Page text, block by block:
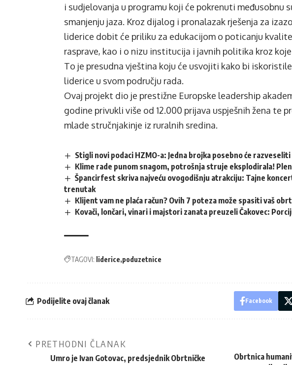
i sudjelovanja u programu koji će pokrenuti međusobnu
smanjenju jaza. Kroz dijalog i pronalazak rješenja za
liderice dobit će priliku za edukacijom o poticanju
rasprave, kao i o nizu institucija i javnih politika kroz
To je presudna vještina koju će usvojiti kako bi
liderice u svom području rada.
Ovaj projekt dio je prestižne Europske leadership
godine privukli više od 12.000 prijava uspješnih žena te
mlade stručnjakinje iz ruralnih sredina.
Stigli novi podaci HZMO-a: Jedna brojka posebno će
Klime rade punom snagom, potrošnja struje eksplodirala!
Špancirfest skriva najveću ovogodišnju atrakciju: Tajne
trenutak
Klijent vam ne plaća račun? Ovih 7 poteza može spasiti vaš obrt
Kovači, lončari, vinari i majstori zanata preuzeli Čakovec:
TAGOVI: liderice poduzetnice
Podijelite ovaj članak Facebook
PRETHODNI ČLANAK
Umro je Ivan Gotovac, predsjednik Obrtničke
Obrtnica